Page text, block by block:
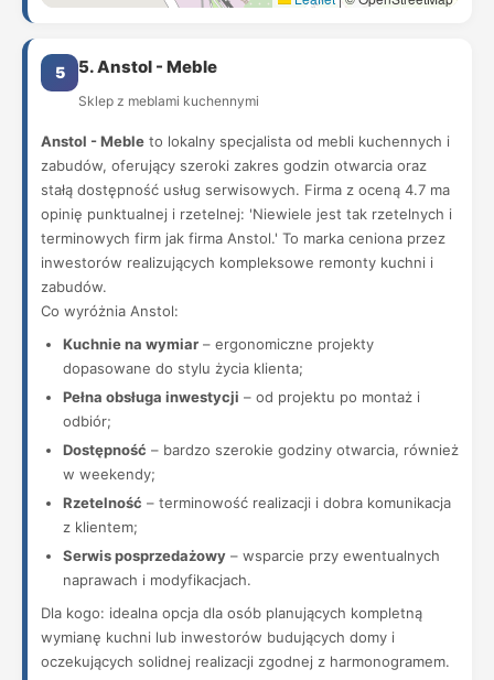
5 5. Anstol - Meble
Sklep z meblami kuchennymi
Anstol - Meble to lokalny specjalista od mebli kuchennych i
zabudów, oferujący szeroki zakres godzin otwarcia oraz
stałą dostępność usług serwisowych. Firma z oceną 4.7 ma
opinię punktualnej i rzetelnej: 'Niewiele jest tak rzetelnych i
terminowych firm jak firma Anstol.' To marka ceniona przez
inwestorów realizujących kompleksowe remonty kuchni i
zabudów.
Co wyróżnia Anstol:
Kuchnie na wymiar – ergonomiczne projekty
dopasowane do stylu życia klienta;
Pełna obsługa inwestycji – od projektu po montaż i
odbiór;
Dostępność – bardzo szerokie godziny otwarcia, również
w weekendy;
Rzetelność – terminowość realizacji i dobra komunikacja
z klientem;
Serwis posprzedażowy – wsparcie przy ewentualnych
naprawach i modyfikacjach.
Dla kogo: idealna opcja dla osób planujących kompletną
wymianę kuchni lub inwestorów budujących domy i
oczekujących solidnej realizacji zgodnej z harmonogramem.